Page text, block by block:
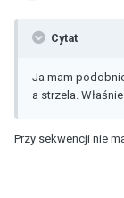
Cytat
Ja mam
a strzela.
Przy sekwencji nie